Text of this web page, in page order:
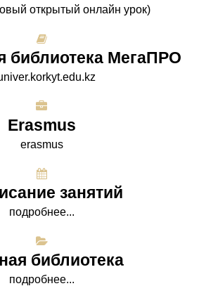
открытый онлайн урок)
библиотека МегаПРО
Erasmus
erasmus
занятий
подробнее...
библиотека
подробнее...